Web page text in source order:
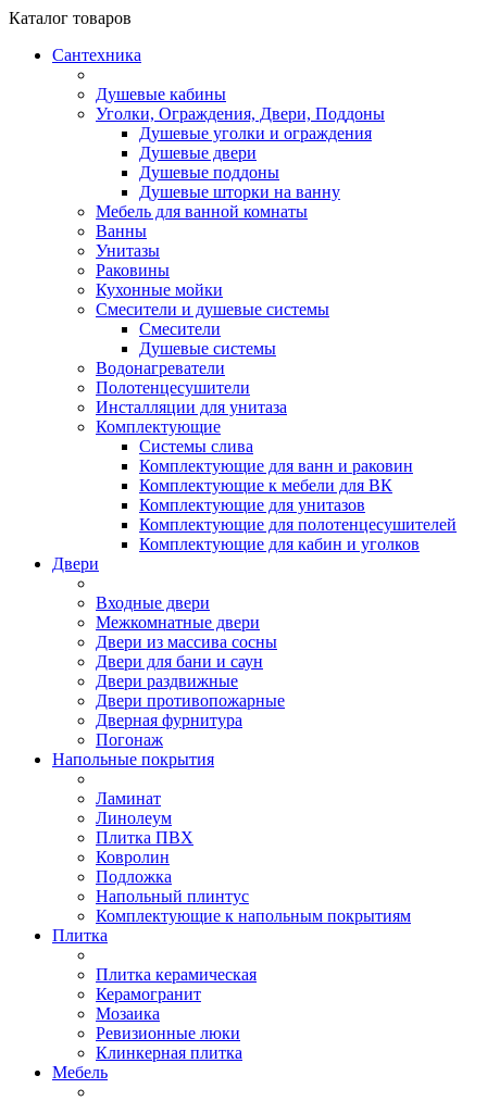
Каталог товаров
Сантехника
Душевые кабины
Уголки, Ограждения, Двери, Поддоны
Душевые уголки и ограждения
Душевые двери
Душевые поддоны
Душевые шторки на ванну
Мебель для ванной комнаты
Ванны
Унитазы
Раковины
Кухонные мойки
Смесители и душевые системы
Смесители
Душевые системы
Водонагреватели
Полотенцесушители
Инсталляции для унитаза
Комплектующие
Системы слива
Комплектующие для ванн и раковин
Комплектующие к мебели для ВК
Комплектующие для унитазов
Комплектующие для полотенцесушителей
Комплектующие для кабин и уголков
Двери
Входные двери
Межкомнатные двери
Двери из массива сосны
Двери для бани и саун
Двери раздвижные
Двери противопожарные
Дверная фурнитура
Погонаж
Напольные покрытия
Ламинат
Линолеум
Плитка ПВХ
Ковролин
Подложка
Напольный плинтус
Комплектующие к напольным покрытиям
Плитка
Плитка керамическая
Керамогранит
Мозаика
Ревизионные люки
Клинкерная плитка
Мебель